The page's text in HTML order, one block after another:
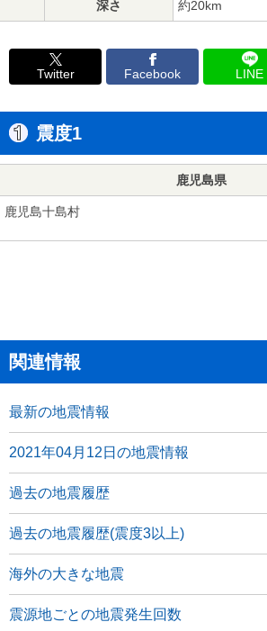
深さ 約20km
Twitter Facebook LINE
震度1
鹿児島県
鹿児島十島村
関連情報
最新の地震情報
2021年04月12日の地震情報
過去の地震履歴
過去の地震履歴(震度3以上)
海外の大きな地震
震源地ごとの地震発生回数